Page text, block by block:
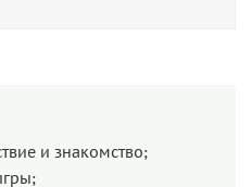
и знакомство;